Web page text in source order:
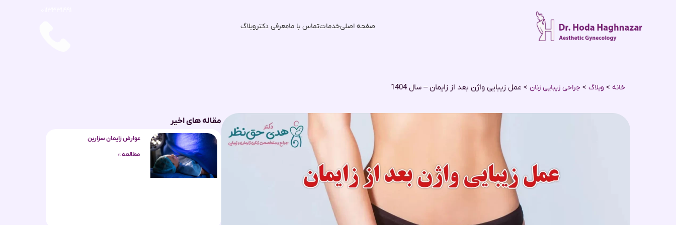
صفحه اصلیخدماتتماس با مامعرفی دکتر وبلاگ
خانه > وبلاگ > جراحی زیبایی زنان > عمل زیبایی واژن بعد از زایمان – سال 1404
مقاله های اخیر
عوارض زایمان سزارین
مطالعه »